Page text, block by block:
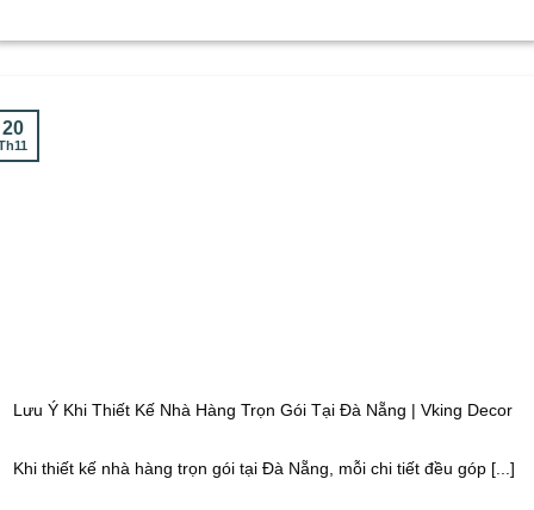
Lưu Ý Khi Thiết Kế Nhà Hàng Trọn Gói Tại Đà Nẵng | Vking Decor
Khi thiết kế nhà hàng trọn gói tại Đà Nẵng, mỗi chi tiết đều góp [...]
20